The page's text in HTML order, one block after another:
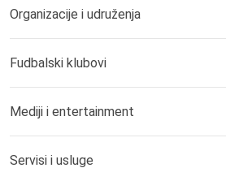
Organizacije i udruženja
Fudbalski klubovi
Mediji i entertainment
Servisi i usluge